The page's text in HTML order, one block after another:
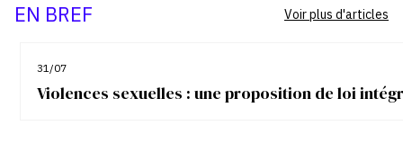
EN BREF
31/07
Violences sexuelles : une proposition de loi
Voir plus d'articles